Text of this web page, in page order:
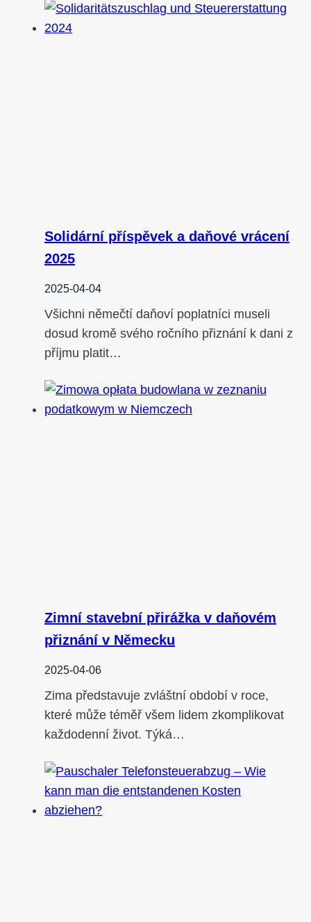
Solidární příspěvek a daňové vrácení
2025
2025-04-04
Všichni němečtí daňoví poplatníci museli
dosud kromě svého ročního přiznání k dani z
příjmu platit…
Zimní stavební přirážka v daňovém
přiznání v Německu
2025-04-06
Zima představuje zvláštní období v roce,
které může téměř všem lidem zkomplikovat
každodenní život. Týká…